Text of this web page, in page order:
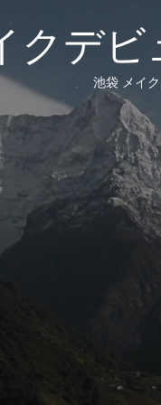
クデ
池袋 メイ